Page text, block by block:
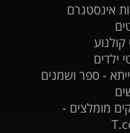
אינסטגרם
קולנוע
ילדים
- ספר ושמנים
מומלצים -